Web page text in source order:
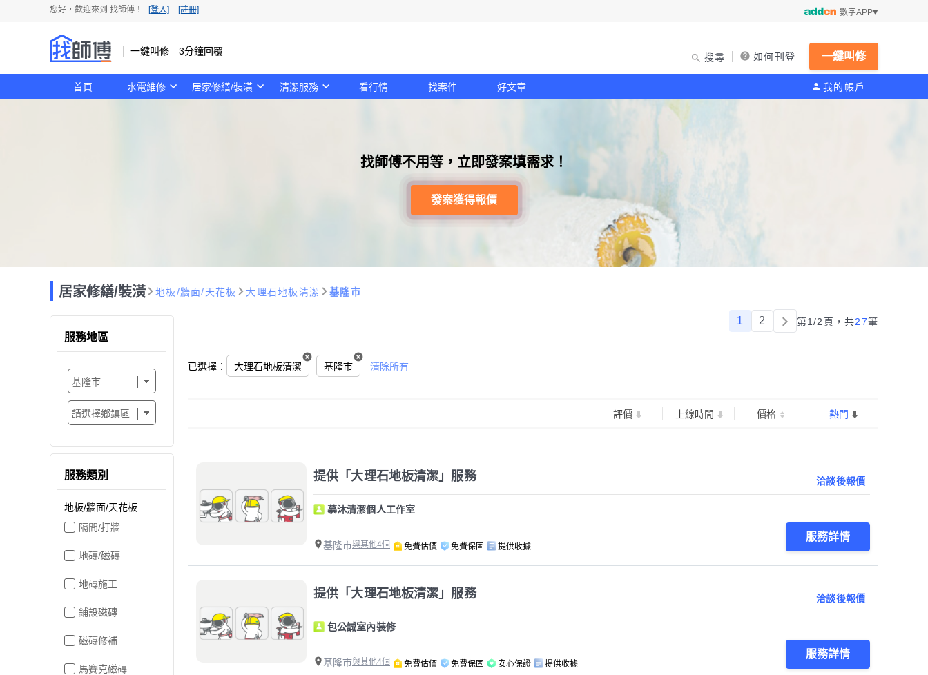
您好，歡迎來到 找師傅！ [登入] [註冊] 數字APP
一鍵叫修 3分鐘回覆
搜尋 如何刊登 一鍵叫修
首頁 水電維修 居家修繕/裝潢 清潔服務 看行情 找案件 好文章 我的帳戶
找師傅不用等，立即發案填需求！
發案獲得報價
居家修繕/裝潢 地板/牆面/天花板 大理石地板清潔 基隆市
1 2 第1/2頁， 共27筆
已選擇： 大理石地板清潔 基隆市 清除所有
服務地區
服務類別
地板/牆面/天花板
隔間/打牆
地磚/磁磚
地磚施工
鋪設磁磚
磁磚修補
馬賽克磁磚
評價 上線時間 價格 熱門
提供「大理石地板清潔」服務 洽談後報價
慕沐清潔個人工作室
基隆市與其他4個 免費估價 免費保固 提供收據
服務詳情
提供「大理石地板清潔」服務 洽談後報價
包公誠室內裝修
基隆市與其他4個 免費估價 免費保固 安心保證 提供收據
服務詳情